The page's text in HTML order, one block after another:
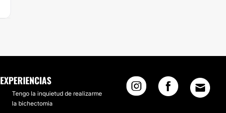
EXPERIENCIAS
Tengo la inquietud de realizarme
la bichectomia